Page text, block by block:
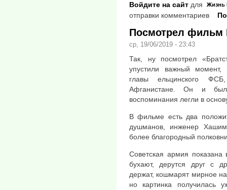
Жизнь
Войдите на сайт для
отправки комментариев
Посмотрел фильм
ср, 19/06/2019 - 23:43
Так, ну посмотрел
упустили важный момент,
главы ельцинского
Афганистане. Он и был
воспоминания легли в
В фильме есть два
душманов, инженер
более благородный
Советская армия
бухают, дерутся друг с
держат, кошмарят мирное
но картинка получилась